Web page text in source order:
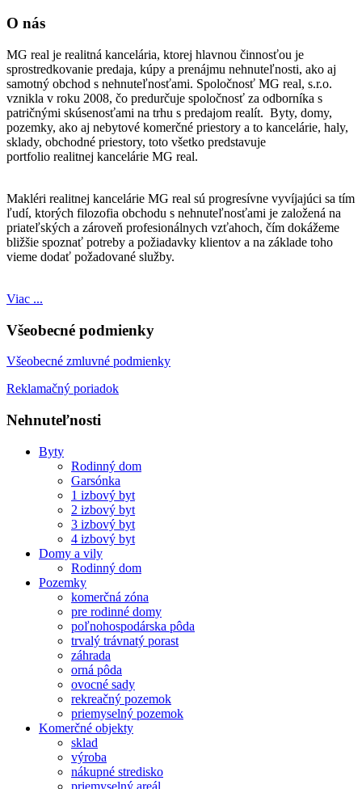
O nás
MG real je realitná kancelária, ktorej hlavnou činnosťou je
sprostredkovanie predaja, kúpy a prenájmu nehnuteľnosti, ako aj
samotný obchod s nehnuteľnosťami. Spoločnosť MG real, s.r.o.
vznikla v roku 2008, čo predurčuje spoločnosť za odborníka s
patričnými skúsenosťami na trhu s predajom realít. Byty, domy,
pozemky, ako aj nebytové komerčné priestory a to kancelárie, haly,
sklady, obchodné priestory, toto všetko predstavuje
portfolio realitnej kancelárie MG real.
Makléri realitnej kancelárie MG real sú progresívne vyvíjajúci sa tím
ľudí, ktorých filozofia obchodu s nehnuteľnosťami je založená na
priateľských a zároveň profesionálnych vzťahoch, čím dokážeme
bližšie spoznať potreby a požiadavky klientov a na základe toho
vieme dodať požadované služby.
Viac ...
Všeobecné podmienky
Všeobecné zmluvné podmienky
Reklamačný poriadok
Nehnuteľnosti
Byty
Rodinný dom
Garsónka
1 izbový byt
2 izbový byt
3 izbový byt
4 izbový byt
Domy a vily
Rodinný dom
Pozemky
komerčná zóna
pre rodinné domy
poľnohospodárska pôda
trvalý trávnatý porast
záhrada
orná pôda
ovocné sady
rekreačný pozemok
priemyselný pozemok
Komerčné objekty
sklad
výroba
nákupné stredisko
priemyselný areál